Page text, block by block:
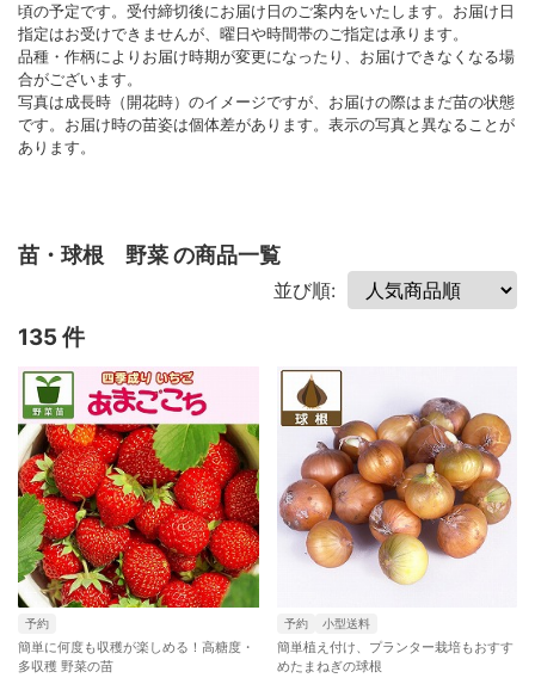
頃の予定です。受付締切後にお届け日のご案内をいたします。お届け日
指定はお受けできませんが、曜日や時間帯のご指定は承ります。
品種・作柄によりお届け時期が変更になったり、お届けできなくなる場
合がございます。
写真は成長時（開花時）のイメージですが、お届けの際はまだ苗の状態
です。お届け時の苗姿は個体差があります。表示の写真と異なることが
あります。
苗・球根 野菜 の商品一覧
並び順:
135 件
予約
簡単に何度も収穫が楽しめる！高糖度・
多収穫 野菜の苗
予約 小型送料
簡単植え付け、プランター栽培もおすす
めたまねぎの球根